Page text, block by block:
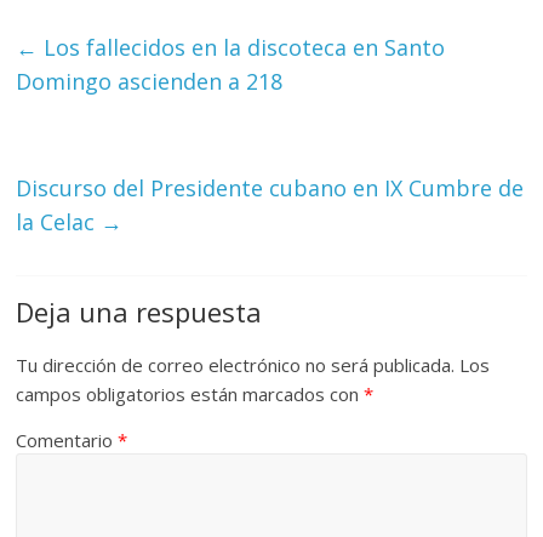
← Los fallecidos en la discoteca en Santo
Domingo ascienden a 218
Discurso del Presidente cubano en IX Cumbre de
la Celac →
Deja una respuesta
Tu dirección de correo electrónico no será publicada. Los
campos obligatorios están marcados con*
Comentario*